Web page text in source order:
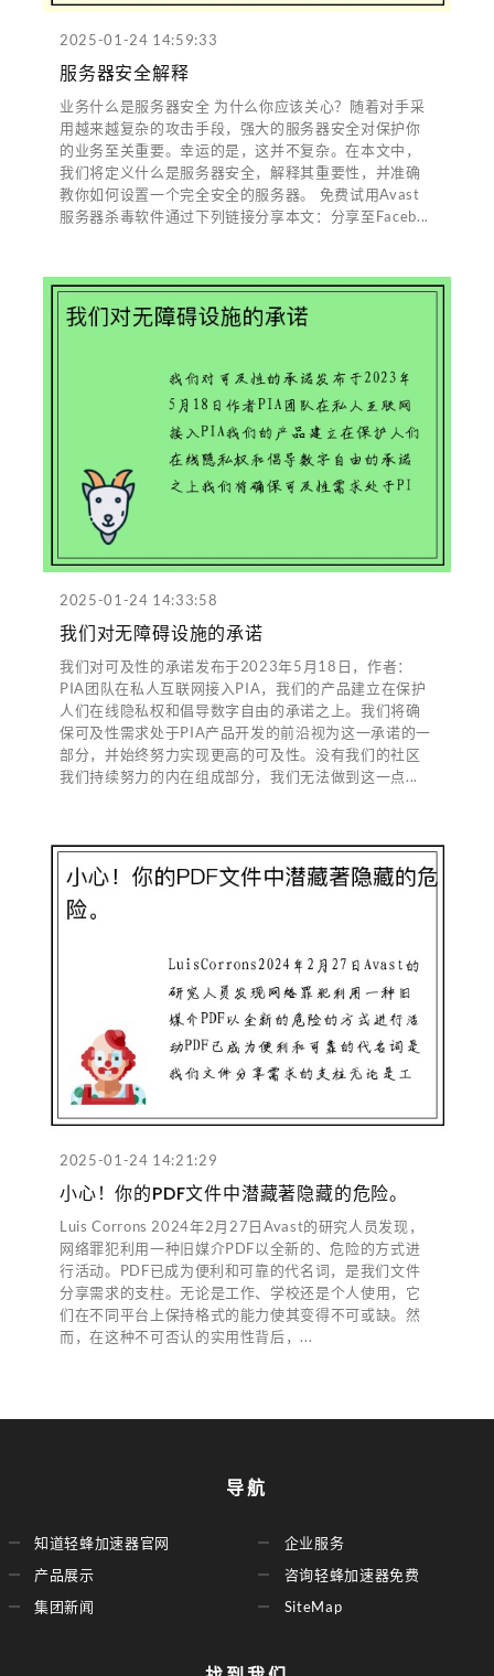
2025-01-24 14:59:33
服务器安全解释
业务什么是服务器安全 为什么你应该关心？随着对手采
用越来越复杂的攻击手段，强大的服务器安全对保护你
的业务至关重要。幸运的是，这并不复杂。在本文中，
我们将定义什么是服务器安全，解释其重要性，并准确
教你如何设置一个完全安全的服务器。 免费试用Avast
服务器杀毒软件通过下列链接分享本文：分享至Faceb...
2025-01-24 14:33:58
我们对无障碍设施的承诺
我们对可及性的承诺发布于2023年5月18日，作者：
PIA团队在私人互联网接入PIA，我们的产品建立在保护
人们在线隐私权和倡导数字自由的承诺之上。我们将确
保可及性需求处于PIA产品开发的前沿视为这一承诺的一
部分，并始终努力实现更高的可及性。没有我们的社区
我们持续努力的内在组成部分，我们无法做到这一点...
2025-01-24 14:21:29
小心！你的PDF文件中潜藏著隐藏的危险。
Luis Corrons 2024年2月27日Avast的研究人员发现，
网络罪犯利用一种旧媒介PDF以全新的、危险的方式进
行活动。PDF已成为便利和可靠的代名词，是我们文件
分享需求的支柱。无论是工作、学校还是个人使用，它
们在不同平台上保持格式的能力使其变得不可或缺。然
而，在这种不可否认的实用性背后，...
导航
知道轻蜂加速器官网
产品展示
集团新闻
企业服务
咨询轻蜂加速器免费
SiteMap